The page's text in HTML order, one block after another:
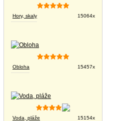
Hory, skaly 15064x
Obloha 15457x
Voda, pláže 15154x